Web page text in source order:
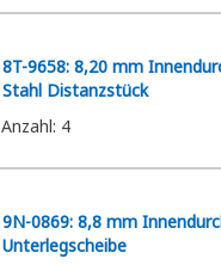
8T-9658: 8,20 mm
Stahl Distanzstück
Anzahl: 4
9N-0869: 8,8 mm
Unterlegscheibe